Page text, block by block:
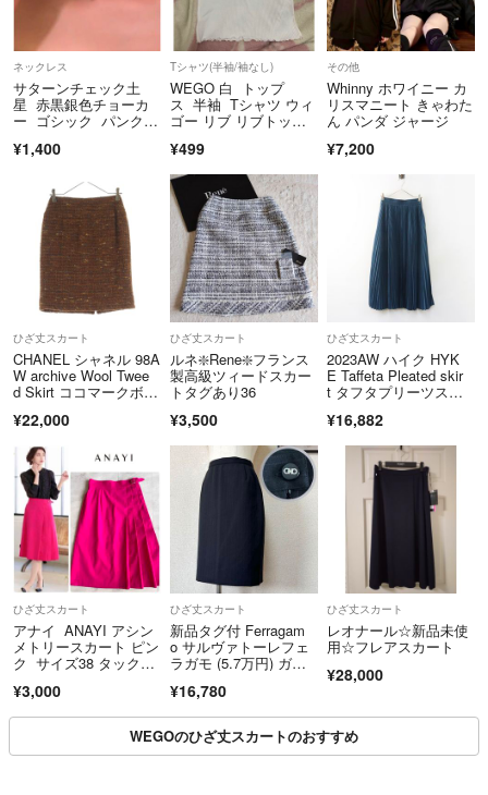
ネックレス
サターンチェック土
星 赤黒銀色チョーカ
ー ゴシック パンク y
¥1,400
Tシャツ(半袖/袖なし)
WEGO 白 トップ
ス 半袖 Tシャツ ウィ
ゴー リブ リブトップ
¥499
その他
Whinny ホワイニー カ
リスマニート きゃわた
ん パンダ ジャージ
¥7,200
ひざ丈スカート
CHANEL シャネル 98A
W archive Wool Twee
d Skirt ココマークボタ
カート ブラウン P121
¥22,000
ひざ丈スカート
ルネ❇️Rene❇️フランス
製高級ツィードスカー
トタグあり36
¥3,500
ひざ丈スカート
2023AW ハイク HYK
E Taffeta Pleated skir
t タフタプリーツスカ
ムス 【240001510718
9】
¥16,882
ひざ丈スカート
アナイ ANAYI アシン
メトリースカート ピン
ク サイズ38 タックプ
¥3,000
ひざ丈スカート
新品タグ付 Ferragam
o サルヴァトーレフェ
ラガモ (5.7万円) ガン
ト 黒ブラック40
¥16,780
ひざ丈スカート
レオナール☆新品未使
用☆フレアスカート
¥28,000
WEGOのひざ丈スカートのおすすめ